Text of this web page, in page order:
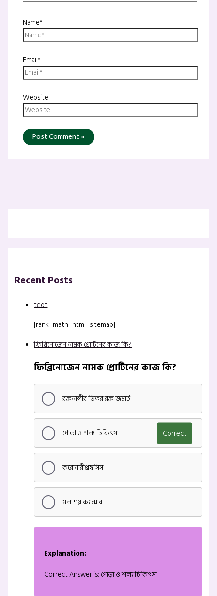
Name*
Email*
Website
Recent Posts
tedt
[rank_math_html_sitemap]
ফিব্রিনোজেন নামক প্রোটিনের কাজ কি?
ফিব্রিনোজেন নামক প্রোটিনের কাজ কি?
রক্তনালীর ভিতর রক্ত জমাট
পোড়া ও শল্য চিকিৎসা Correct
করোনারীথ্রম্বসিস
মলাশয় ক্যান্সার
Explanation:
Correct Answer is: পোড়া ও শল্য চিকিৎসা